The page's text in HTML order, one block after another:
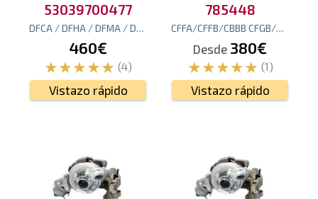
53039700477
DFCA / DFHA / DFMA / DGCA/CUNA / CUPA / CUWA / CUX
460€
(4)
Vistazo rápido
785448
CFFA/CFFB/CBBB CFGB/CLLA
Desde 380€
(1)
Vistazo rápido